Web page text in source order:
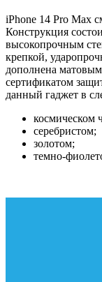
iPhone 14 Pro Max
Конструкция
высокопрочным
крепкой,
дополнена
сертификатом
данный гаджет в
космическом
серебристом;
золотом;
темно-